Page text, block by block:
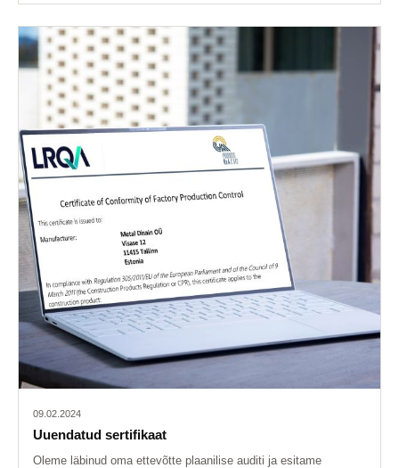
09.02.2024
Uuendatud sertifikaat
Oleme läbinud oma ettevõtte plaanilise auditi ja esitame